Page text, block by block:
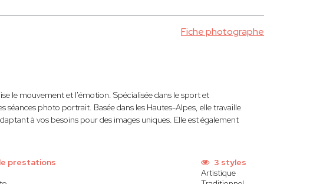
Fiche photographe
le mouvement et l'émotion. Spécialisée dans le sport et
séances photo portrait. Basée dans les Hautes-Alpes, elle travaille
à vos besoins pour des images uniques. Elle est également
prestations
3 styles
Artistique